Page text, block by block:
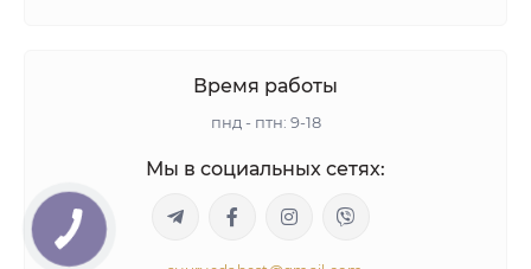
Время работы
пнд - птн: 9-18
Мы в социальных сетях: